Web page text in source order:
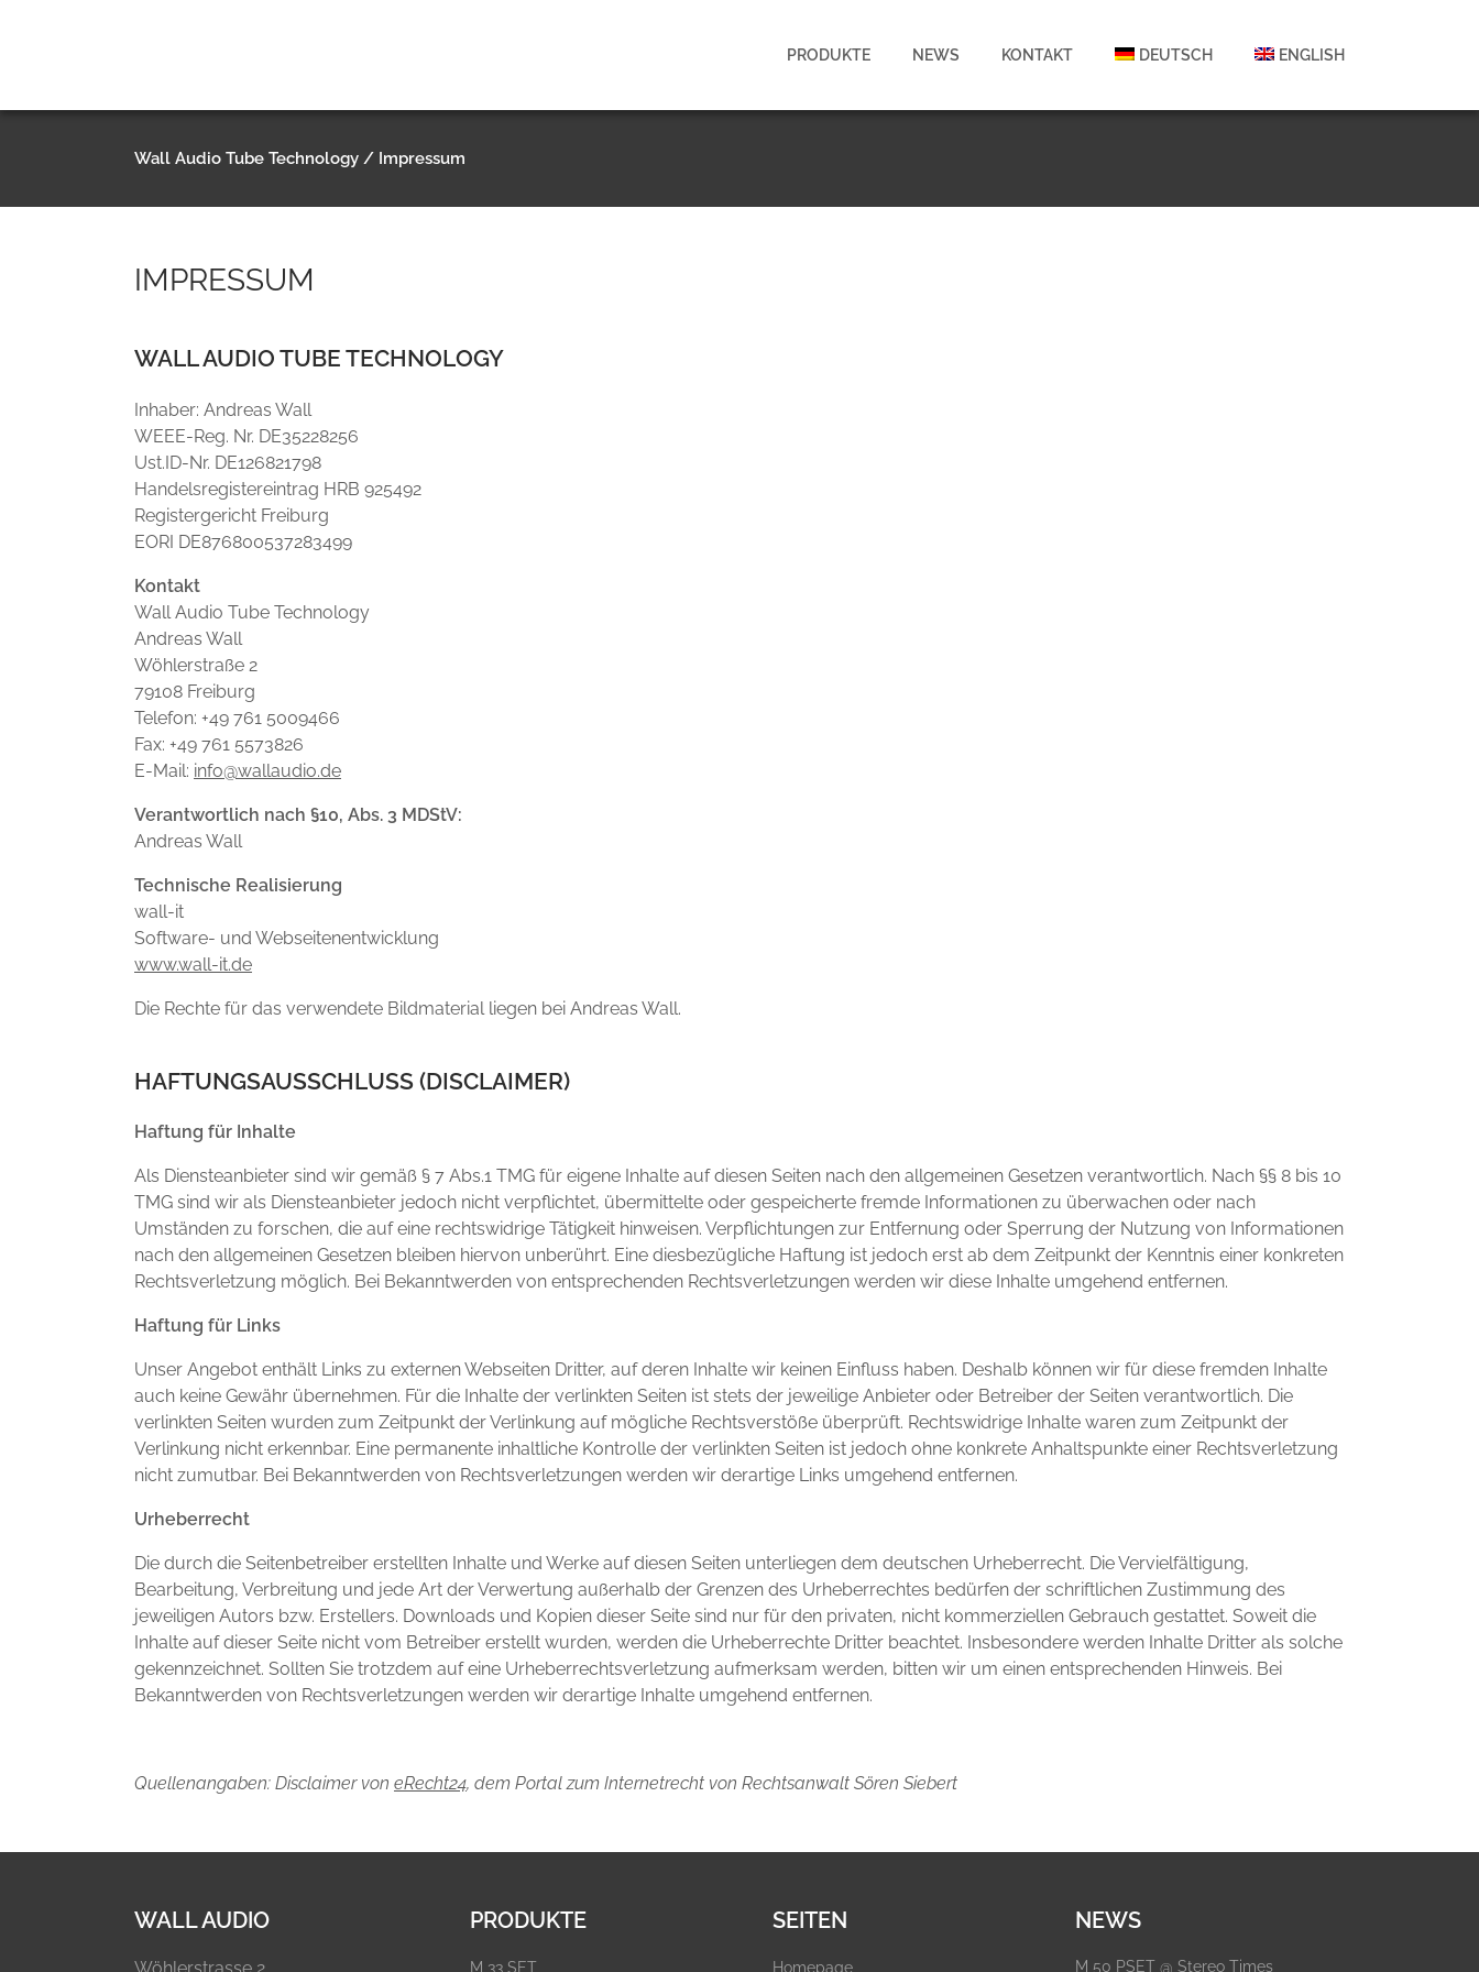
PRODUKTE NEWS KONTAKT DEUTSCH ENGLISH
Wall Audio Tube Technology / Impressum
IMPRESSUM
WALL AUDIO TUBE TECHNOLOGY
Inhaber: Andreas Wall
WEEE-Reg. Nr. DE35228256
Ust.ID-Nr. DE126821798
Handelsregistereintrag HRB 925492
Registergericht Freiburg
EORI DE876800537283499
Kontakt
Wall Audio Tube Technology
Andreas Wall
Wöhlerstraße 2
79108 Freiburg
Telefon: +49 761 5009466
Fax: +49 761 5573826
E-Mail: info@wallaudio.de
Verantwortlich nach §10, Abs. 3 MDStV:
Andreas Wall
Technische Realisierung
wall-it
Software- und Webseitenentwicklung
www.wall-it.de
Die Rechte für das verwendete Bildmaterial liegen bei Andreas Wall.
HAFTUNGSAUSSCHLUSS (DISCLAIMER)
Haftung für Inhalte
Als Diensteanbieter sind wir gemäß § 7 Abs.1 TMG für eigene Inhalte auf diesen Seiten nach den allgemeinen Gesetzen verantwortlich. Nach §§ 8 bis 10
TMG sind wir als Diensteanbieter jedoch nicht verpflichtet, übermittelte oder gespeicherte fremde Informationen zu überwachen oder nach
Umständen zu forschen, die auf eine rechtswidrige Tätigkeit hinweisen. Verpflichtungen zur Entfernung oder Sperrung der Nutzung von Informationen
nach den allgemeinen Gesetzen bleiben hiervon unberührt. Eine diesbezügliche Haftung ist jedoch erst ab dem Zeitpunkt der Kenntnis einer konkreten
Rechtsverletzung möglich. Bei Bekanntwerden von entsprechenden Rechtsverletzungen werden wir diese Inhalte umgehend entfernen.
Haftung für Links
Unser Angebot enthält Links zu externen Webseiten Dritter, auf deren Inhalte wir keinen Einfluss haben. Deshalb können wir für diese fremden Inhalte
auch keine Gewähr übernehmen. Für die Inhalte der verlinkten Seiten ist stets der jeweilige Anbieter oder Betreiber der Seiten verantwortlich. Die
verlinkten Seiten wurden zum Zeitpunkt der Verlinkung auf mögliche Rechtsverstöße überprüft. Rechtswidrige Inhalte waren zum Zeitpunkt der
Verlinkung nicht erkennbar. Eine permanente inhaltliche Kontrolle der verlinkten Seiten ist jedoch ohne konkrete Anhaltspunkte einer Rechtsverletzung
nicht zumutbar. Bei Bekanntwerden von Rechtsverletzungen werden wir derartige Links umgehend entfernen.
Urheberrecht
Die durch die Seitenbetreiber erstellten Inhalte und Werke auf diesen Seiten unterliegen dem deutschen Urheberrecht. Die Vervielfältigung,
Bearbeitung, Verbreitung und jede Art der Verwertung außerhalb der Grenzen des Urheberrechtes bedürfen der schriftlichen Zustimmung des
jeweiligen Autors bzw. Erstellers. Downloads und Kopien dieser Seite sind nur für den privaten, nicht kommerziellen Gebrauch gestattet. Soweit die
Inhalte auf dieser Seite nicht vom Betreiber erstellt wurden, werden die Urheberrechte Dritter beachtet. Insbesondere werden Inhalte Dritter als solche
gekennzeichnet. Sollten Sie trotzdem auf eine Urheberrechtsverletzung aufmerksam werden, bitten wir um einen entsprechenden Hinweis. Bei
Bekanntwerden von Rechtsverletzungen werden wir derartige Inhalte umgehend entfernen.
Quellenangaben: Disclaimer von eRecht24, dem Portal zum Internetrecht von Rechtsanwalt Sören Siebert
WALL AUDIO PRODUKTE
M 33 SET
SEITEN
Homepage
NEWS
M 50 PSET @ Stereo Times